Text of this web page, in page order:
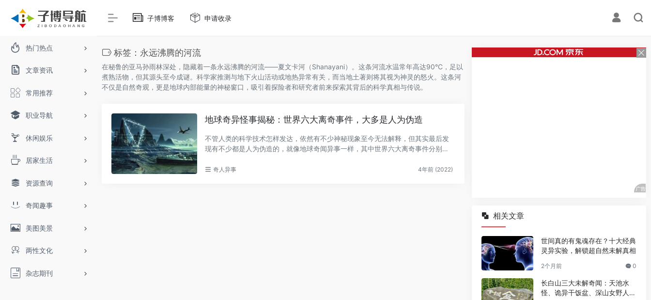
热门热点
文章资讯
常用推荐
职业导航
休闲娱乐
居家生活
资源查询
奇闻趣事
美图美景
两性文化
杂志期刊
子博博客 申请收录
标签：永远沸腾的河流
在秘鲁的亚马孙雨林深处，隐藏着一条永远沸腾的河流——夏文卡河（Shanayani）。这条河流水温常年高达90°C，足以
煮熟活物，但其源头至今成谜。科学家推测与地下火山活动或地热异常有关，而当地土著则将其视为神灵的怒火。这条河
不仅是自然奇观，更是地球内部能量的神秘窗口，吸引着探险者和研究者前来探索其背后的科学真相与传说。
地球奇异怪事揭秘：世界六大离奇事件，大多是人为伪造
不管人类的科学技术怎样发达，依然有不少神秘现象至今无法解释，但其实最后发
现有不少都是人为伪造的，就像地球奇闻异事一样，其中世界六大离奇事件分别是
奇人异事 4年前 (2022)
相关文章
世间真的有鬼魂存在？十大经典
灵异实验，解锁超自然未解真相
2个月前 0
长白山三大未解奇闻：天池水
怪、诡异干饭盆、深山女野人之